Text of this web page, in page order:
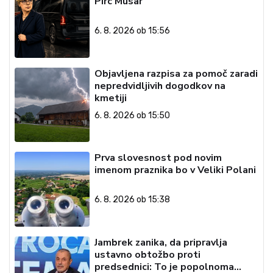
6. 8. 2026 ob 15:56
Objavljena razpisa za pomoč zaradi
nepredvidljivih dogodkov na
kmetiji
6. 8. 2026 ob 15:50
Prva slovesnost pod novim
imenom praznika bo v Veliki Polani
6. 8. 2026 ob 15:38
Jambrek zanika, da pripravlja
ustavno obtožbo proti
predsednici: To je popolnoma